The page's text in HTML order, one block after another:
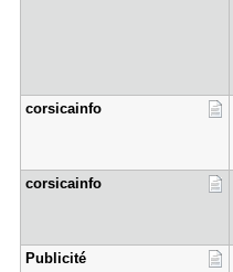
corsicainf​o
corsicainf​o
Publicité